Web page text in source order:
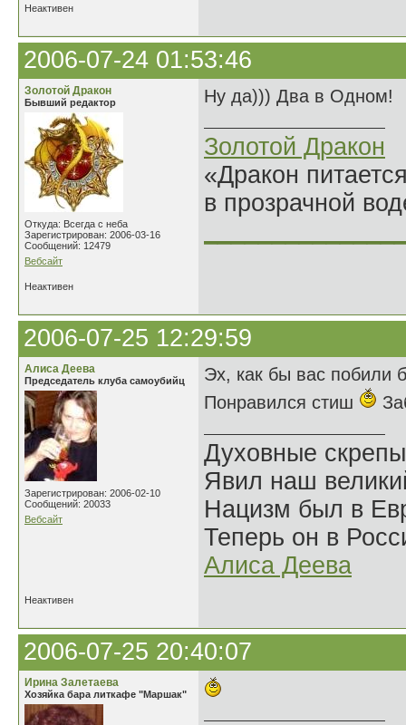
Неактивен
2006-07-24 01:53:46
Золотой Дракон
Бывший редактор
Откуда: Всегда с неба
Зарегистрирован: 2006-03-16
Сообщений: 12479
Вебсайт
Ну да))) Два в Одном!
Золотой Дракон
«Дракон
в прозрачной
Неактивен
2006-07-25 12:29:59
Алиса Деева
Председатель клуба самоубийц
Зарегистрирован: 2006-02-10
Сообщений: 20033
Вебсайт
Эх, как бы вас побили
Понравился стиш
Духовные
Явил наш
Нацизм был в
Теперь он в
Алиса Деева
Неактивен
2006-07-25 20:40:07
Ирина Залетаева
Хозяйка бара литкафе "Маршак"